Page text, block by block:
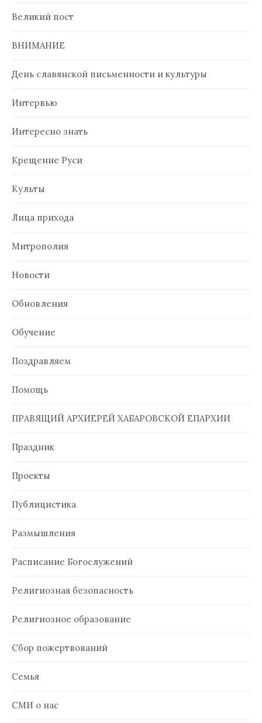
Великий пост
ВНИМАНИЕ
День славянской письменности и культуры
Интервью
Интересно знать
Крещение Руси
Культы
Лица прихода
Митрополия
Новости
Обновления
Обучение
Поздравляем
Помощь
ПРАВЯЩИЙ АРХИЕРЕЙ ХАБАРОВСКОЙ ЕПАРХИИ
Праздник
Проекты
Публицистика
Размышления
Расписание Богослужений
Религиозная безопасность
Религиозное образование
Сбор пожертвований
Семья
СМИ о нас